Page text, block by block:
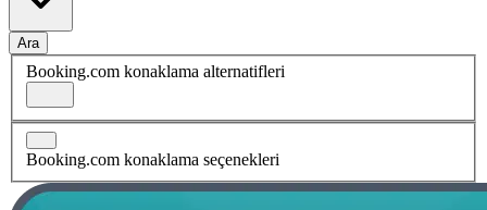
Ara
Booking.com konaklama alternatifleri
Booking.com konaklama seçenekleri